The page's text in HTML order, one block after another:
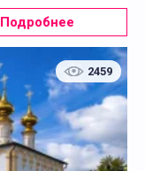
Подробнее
2459